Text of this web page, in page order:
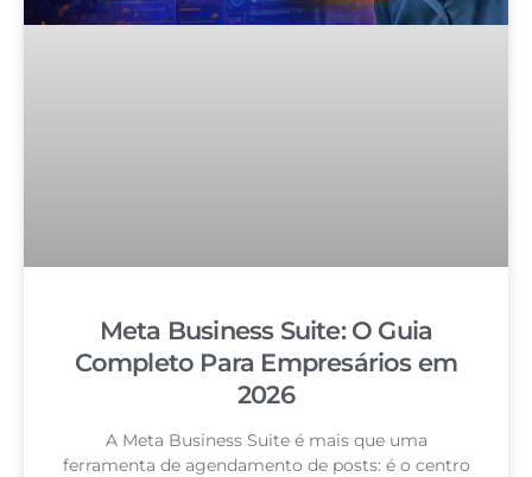
Meta Business Suite: O Guia
Completo Para Empresários em
2026
A Meta Business Suite é mais que uma
ferramenta de agendamento de posts: é o centro